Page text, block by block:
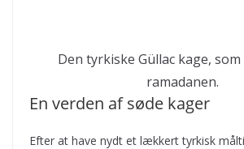
Den tyrkiske Güllac kage, som
ramadanen.
En verden af søde kager
Efter at have nydt et lækkert tyrkisk